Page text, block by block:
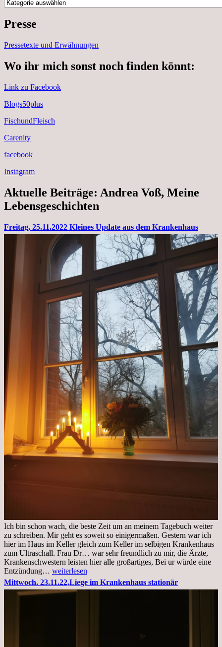
Kategorien
Presse
Pressetexte und Erwähnungen
Wo ihr mich sonst noch finden könnt:
Link zu Facebook
Blogs50plus
FischundFleisch
Carenity
facebook
Instagram
Aktuelle Beiträge: Andrea Voß, Meine
Lebensgeschichten
Freitag, 25.11.2022 Kleines Update aus dem Krankenhaus
Ich bin schon wach, die beste Zeit um an meinem Tagebuch weiter
zu schreiben. Mir geht es soweit so einigermaßen. Gestern war ich
hier im Haus im Keller gleich zum Keller im selbigen Krankenhaus
zum Ultraschall. Frau Dr… war sehr freundlich zu mir, die Ärzte,
Krankenschwestern leisten hier alle großartiges, Bei ur würde eine
Entzündung… Freitag,
25.11.2022
Kleines
weiterlesen
Mittwoch. 23.11.22,Liege im Krankenhaus stationär